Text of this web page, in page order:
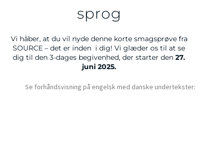
sprog
Vi håber, at du vil nyde denne korte smagsprøve fra
SOURCE – det er inden i dig! Vi glæder os til at se
dig til den 3-dages begivenhed, der starter den27.
juni 2025.
Se forhåndsvisning på engelsk med danske undertekster: